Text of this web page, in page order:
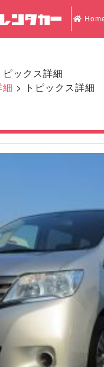
ピックス詳細
細 > トピックス詳細